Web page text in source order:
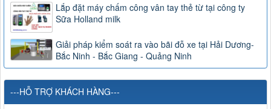
Lắp đặt máy chấm công vân tay thẻ từ tại công ty
Sữa Holland milk
Giải pháp kiểm soát ra vào bãi đỗ xe tại Hải Dương-
Bắc Ninh - Bắc Giang - Quảng Ninh
---HỖ TRỢ KHÁCH HÀNG---